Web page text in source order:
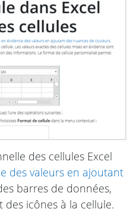
des cellules Excel
des valeurs en ajoutant
barres de données,
icônes à la cellule.